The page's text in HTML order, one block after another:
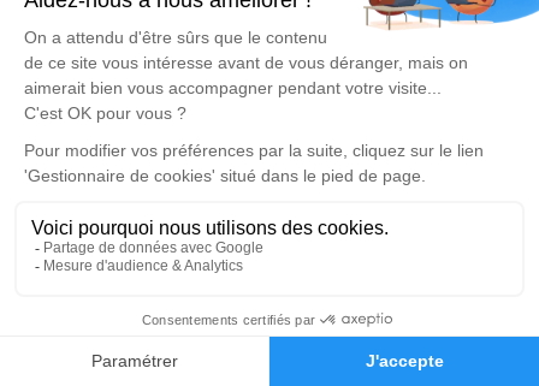
Faire-part Hommages
d'expression dédié à honorer la mémoire de Lola
JENNEN.
Un service de plantation d’arbre hommage est
disponible ici.
Je rends hommage
Cérémonie civile
Cimetière d'Apinac
42550 Apinac